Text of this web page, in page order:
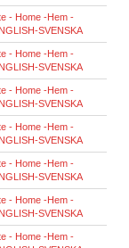
- Home -Hem -
SVENSKA
- Home -Hem -
SVENSKA
- Home -Hem -
SVENSKA
- Home -Hem -
SVENSKA
- Home -Hem -
SVENSKA
- Home -Hem -
SVENSKA
- Home -Hem -